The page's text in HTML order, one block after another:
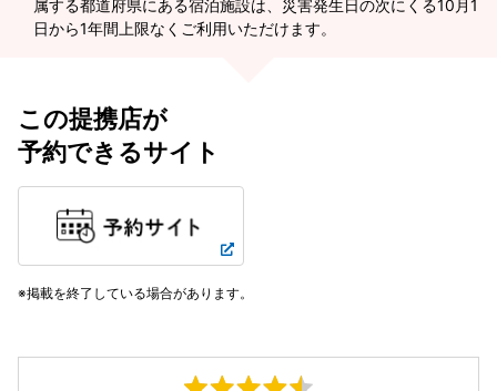
属する都道府県にある宿泊施設は、災害発生日の次にくる10月1
日から1年間上限なくご利用いただけます。
この提携店が
予約できるサイト
掲載を終了している場合があります。